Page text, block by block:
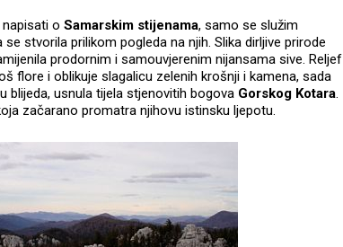
o Samarskim stijenama, samo se služim
stvorila prilikom pogleda na njih. Slika dirljive prirode
prodornim i samouvjerenim nijansama sive. Reljef
flore i oblikuje slagalicu zelenih krošnji i kamena, sada
blijeda, usnula tijela stjenovitih bogova Gorskog Kotara.
začarano promatra njihovu istinsku ljepotu.